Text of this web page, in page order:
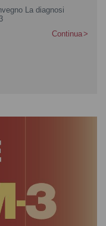
La diagnosi
Continua